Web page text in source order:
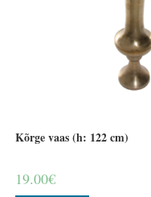
Kõrge vaas (h: 122 cm)
19.00€